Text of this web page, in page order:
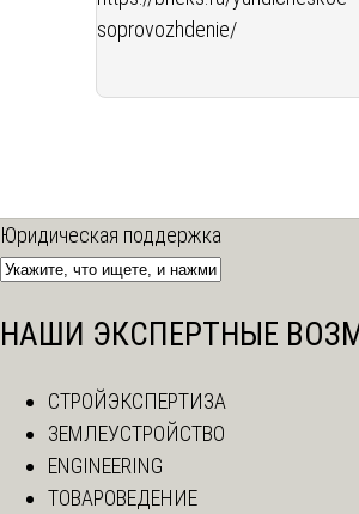
soprovozhdenie/
Юридическая поддержка
НАШИ ЭКСПЕРТНЫЕ
СТРОЙЭКСПЕРТИЗА
ЗЕМЛЕУСТРОЙСТВО
ENGINEERING
ТОВАРОВЕДЕНИЕ